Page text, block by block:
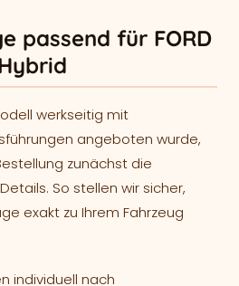
passend für FORD
werkseitig mit
angeboten wurde,
zunächst die
So stellen wir sicher,
exakt zu Ihrem Fahrzeug
individuell nach